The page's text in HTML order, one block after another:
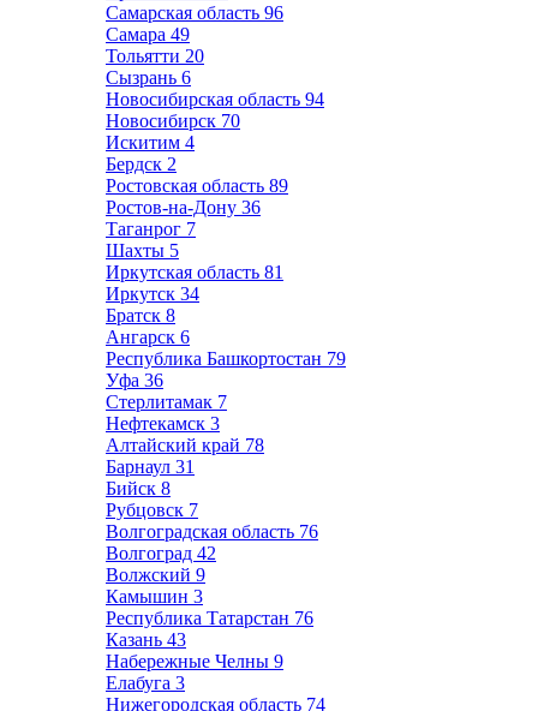
Самарская область 96
Самара 49
Тольятти 20
Сызрань 6
Новосибирская область 94
Новосибирск 70
Искитим 4
Бердск 2
Ростовская область 89
Ростов-на-Дону 36
Таганрог 7
Шахты 5
Иркутская область 81
Иркутск 34
Братск 8
Ангарск 6
Республика Башкортостан 79
Уфа 36
Стерлитамак 7
Нефтекамск 3
Алтайский край 78
Барнаул 31
Бийск 8
Рубцовск 7
Волгоградская область 76
Волгоград 42
Волжский 9
Камышин 3
Республика Татарстан 76
Казань 43
Набережные Челны 9
Елабуга 3
Нижегородская область 74